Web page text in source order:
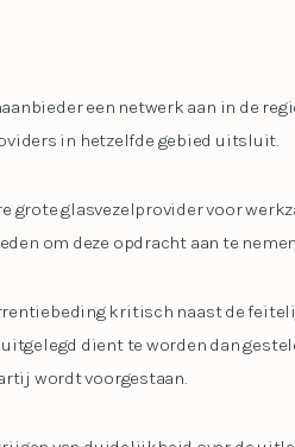
een netwerk aan in de
in hetzelfde gebied uitsluit.
grote glasvezelprovider voor
om deze opdracht aan te
kritisch naast de
dient te worden dan
wordt voorgestaan.